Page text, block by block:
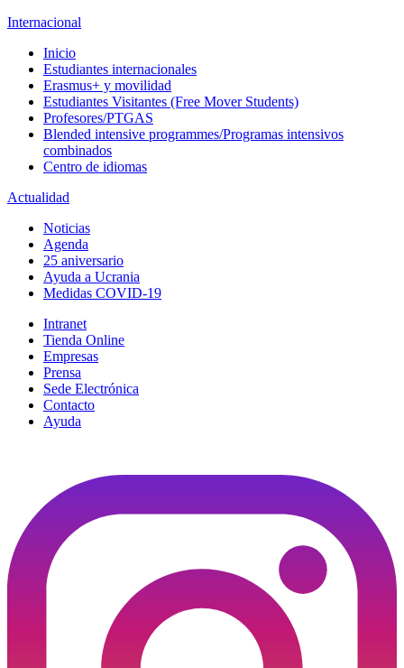
Internacional
Inicio
Estudiantes internacionales
Erasmus+ y movilidad
Estudiantes Visitantes (Free Mover Students)
Profesores/PTGAS
Blended intensive programmes/Programas intensivos
combinados
Centro de idiomas
Actualidad
Noticias
Agenda
25 aniversario
Ayuda a Ucrania
Medidas COVID-19
Intranet
Tienda Online
Empresas
Prensa
Sede Electrónica
Contacto
Ayuda